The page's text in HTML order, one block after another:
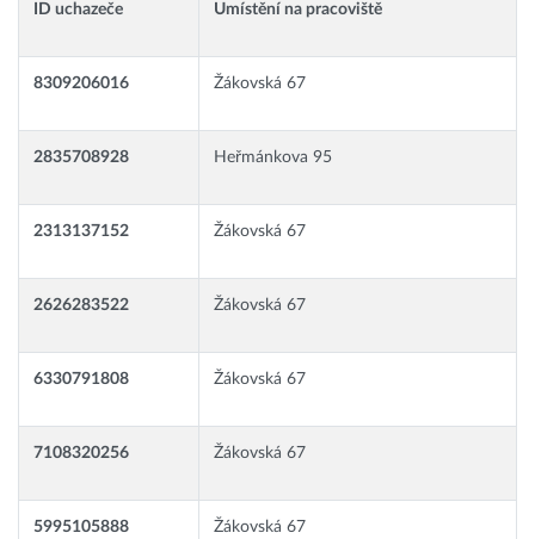
ID uchazeče Umístění na pracoviště
8309206016 Žákovská 67
2835708928 Heřmánkova 95
2313137152 Žákovská 67
2626283522 Žákovská 67
6330791808 Žákovská 67
7108320256 Žákovská 67
5995105888 Žákovská 67